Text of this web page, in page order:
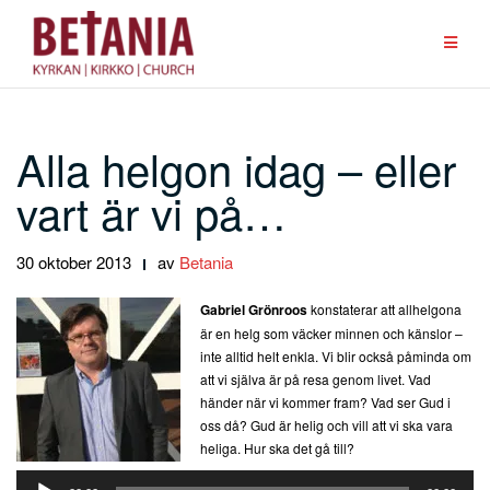
Hoppa
innehåll
Alla helgon idag – eller
vart är vi på…
30 oktober 2013 av Betania
Gabriel Grönrooskonstaterar att allhelgona
är en helg som väcker minnen och känslor –
inte alltid helt enkla. Vi blir också påminda om
att vi själva är på resa genom livet. Vad
händer när vi kommer fram? Vad ser Gud i
oss då? Gud är helig och vill att vi ska vara
heliga. Hur ska det gå till?
Ljudspelare